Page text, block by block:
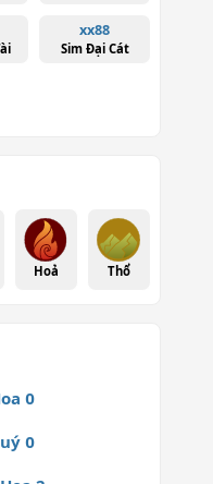
xx88
Sim Đại Cát
Hoả Thổ
0
0